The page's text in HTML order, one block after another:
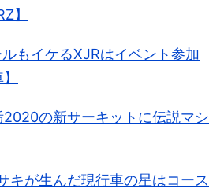
】
もイケるXJRはイベント参加
2020の新サーキットに伝説マシ
キが生んだ現行車の星はコース